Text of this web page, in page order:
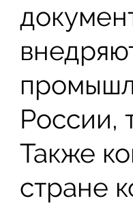
России,
Также
стране